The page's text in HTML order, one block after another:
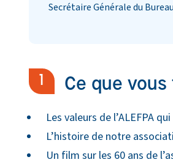
Secrétaire Générale du
Ce que
Les valeurs de l’ALEFPA
L’histoire de notre
Un film sur les 60 ans de